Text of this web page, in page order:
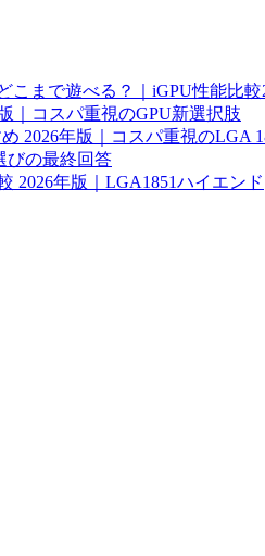
こまで遊べる？｜iGPU性能比較
｜コスパ重視のGPU新選択肢
2026年版｜コスパ重視のLGA
びの最終回答
2026年版｜LGA1851ハイエンド